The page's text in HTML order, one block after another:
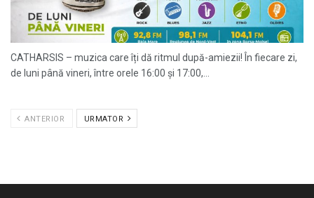
CATHARSIS – muzica care îți dă ritmul după-amiezii! În fiecare zi,
de luni până vineri, între orele 16:00 și 17:00,...
ANTERIOR URMATOR